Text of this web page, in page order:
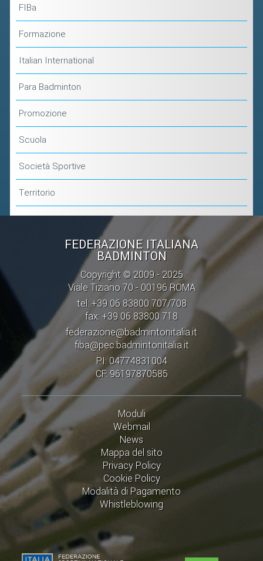
FIBa
Formazione
Italian International
Para Badminton
Promozione
Scuola
Società Sportive
Territorio
FEDERAZIONE ITALIANA
BADMINTON
Copyright © 2009 - 2025
Viale Tiziano 70 - 00196 ROMA
tel: +39 06 83800 707/708
fax: +39 06 83800 718
federazione@badmintonitalia.it
fiba@pec.badmintonitalia.it
PI: 04774831004
CF: 96197870585
Moduli
Webmail
News
Mappa del sito
Privacy Policy
Cookie Policy
Modalità di Pagamento
Whistleblowing